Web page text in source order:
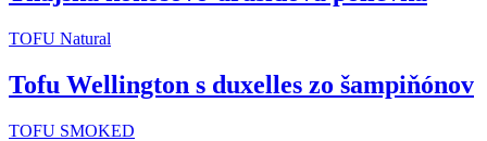
TOFU Natural
Tofu Wellington s duxelles zo šampiňónov
TOFU SMOKED